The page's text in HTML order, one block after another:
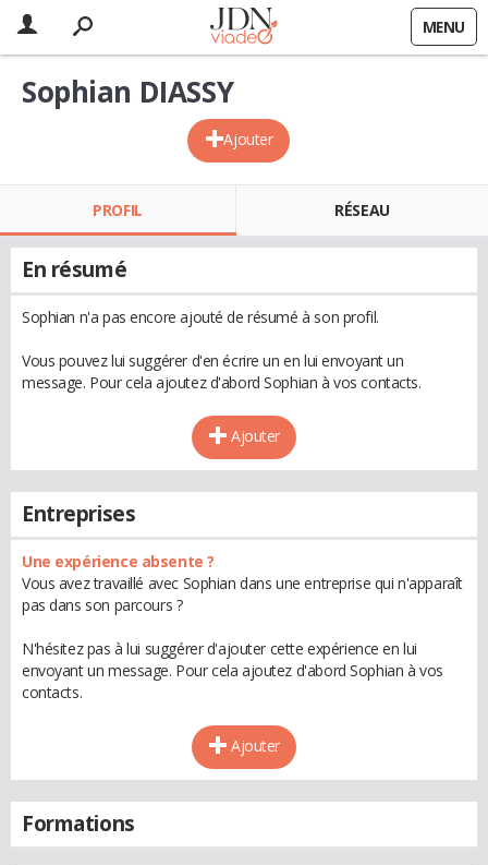
MENU
Ajouter
Sophian DIASSY
PROFIL RÉSEAU
En résumé
Sophian n'a pas encore ajouté de résumé à son profil.
Vous pouvez lui suggérer d'en écrire un en lui envoyant un
message. Pour cela ajoutez d'abord Sophian à vos contacts.
Ajouter
Entreprises
Une expérience absente ?
Vous avez travaillé avec Sophian dans une entreprise qui n'apparaît
pas dans son parcours ?
N'hésitez pas à lui suggérer d'ajouter cette expérience en lui
envoyant un message. Pour cela ajoutez d'abord Sophian à vos
contacts.
Ajouter
Formations